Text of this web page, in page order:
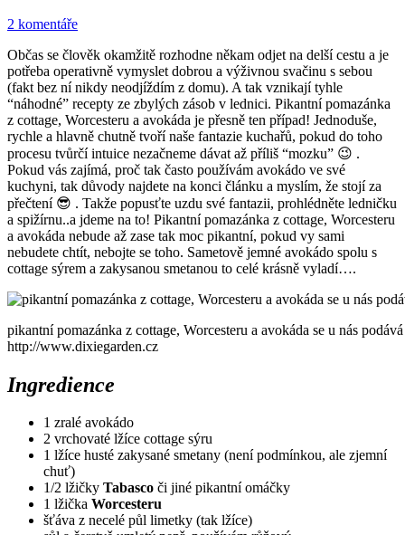
2 komentáře
Občas se člověk okamžitě rozhodne někam odjet na delší cestu a je
potřeba operativně vymyslet dobrou a výživnou svačinu s sebou
(fakt bez ní nikdy neodjíždím z domu). A tak vznikají tyhle
“náhodné” recepty ze zbylých zásob v lednici. Pikantní pomazánka
z cottage, Worcesteru a avokáda je přesně ten případ! Jednoduše,
rychle a hlavně chutně tvoří naše fantazie kuchařů, pokud do toho
procesu tvůrčí intuice nezačneme dávat až příliš “mozku” 😉 .
Pokud vás zajímá, proč tak často používám avokádo ve své
kuchyni, tak důvody najdete na konci článku a myslím, že stojí za
přečtení 😎 . Takže popusťte uzdu své fantazii, prohlédněte ledničku
a spižírnu..a jdeme na to! Pikantní pomazánka z cottage, Worcesteru
a avokáda nebude až zase tak moc pikantní, pokud vy sami
nebudete chtít, nebojte se toho. Sametově jemné avokádo spolu s
cottage sýrem a zakysanou smetanou to celé krásně vyladí….
pikantní pomazánka z cottage, Worcesteru a avokáda se u nás
http://www.dixiegarden.cz
Ingredience
1 zralé avokádo
2 vrchovaté lžíce cottage sýru
1 lžíce husté zakysané smetany (není podmínkou, ale zjemní
chuť)
1/2 lžičky Tabasco či jiné pikantní omáčky
1 lžička Worcesteru
šťáva z necelé půl limetky (tak lžíce)